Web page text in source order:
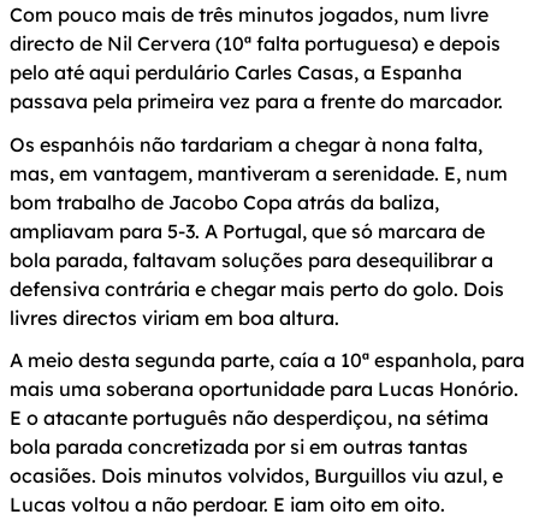
Com pouco mais de três minutos jogados, num livre
directo de Nil Cervera (10ª falta portuguesa) e depois
pelo até aqui perdulário Carles Casas, a Espanha
passava pela primeira vez para a frente do marcador.
Os espanhóis não tardariam a chegar à nona falta,
mas, em vantagem, mantiveram a serenidade. E, num
bom trabalho de Jacobo Copa atrás da baliza,
ampliavam para 5-3. A Portugal, que só marcara de
bola parada, faltavam soluções para desequilibrar a
defensiva contrária e chegar mais perto do golo. Dois
livres directos viriam em boa altura.
A meio desta segunda parte, caía a 10ª espanhola, para
mais uma soberana oportunidade para Lucas Honório.
E o atacante português não desperdiçou, na sétima
bola parada concretizada por si em outras tantas
ocasiões. Dois minutos volvidos, Burguillos viu azul, e
Lucas voltou a não perdoar. E iam oito em oito.